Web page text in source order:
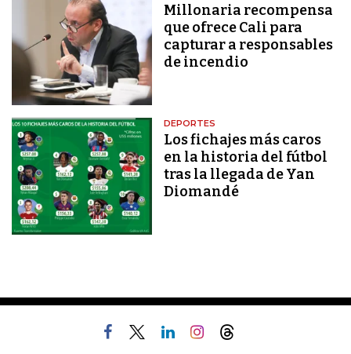
Millonaria recompensa
que ofrece Cali para
capturar a responsables
de incendio
DEPORTES
Los fichajes más caros
en la historia del fútbol
tras la llegada de Yan
Diomandé